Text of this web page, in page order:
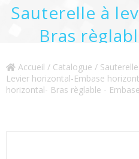
Sauterelle à
Bras
Accueil / Catalogue /
Levier horizontal-Embase
horizontal- Bras règlable -